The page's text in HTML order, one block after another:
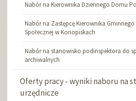
Nabór na Kierownika Dziennego Domu
Nabór na Zastępcę Kierownika
Społecznej w Konopiskach
Nabór na stanowisko podinspektora do
archiwalnych
Oferty pracy - wyniki naboru na
urzędnicze